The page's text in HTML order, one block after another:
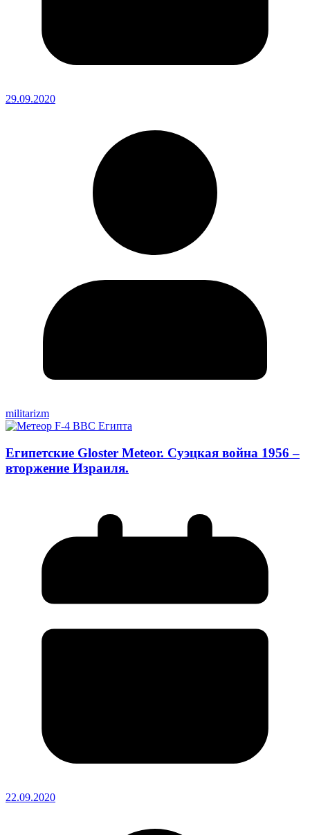
29.09.2020
militarizm
Египетские Gloster Meteor. Суэцкая война 1956 –
вторжение Израиля.
22.09.2020